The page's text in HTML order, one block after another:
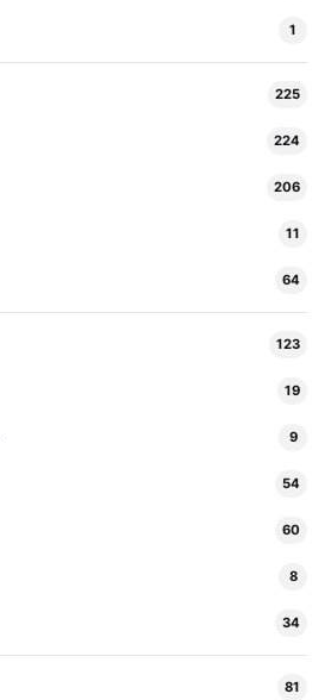
1
225
224
206
11
64
123
19
9
54
60
8
34
81